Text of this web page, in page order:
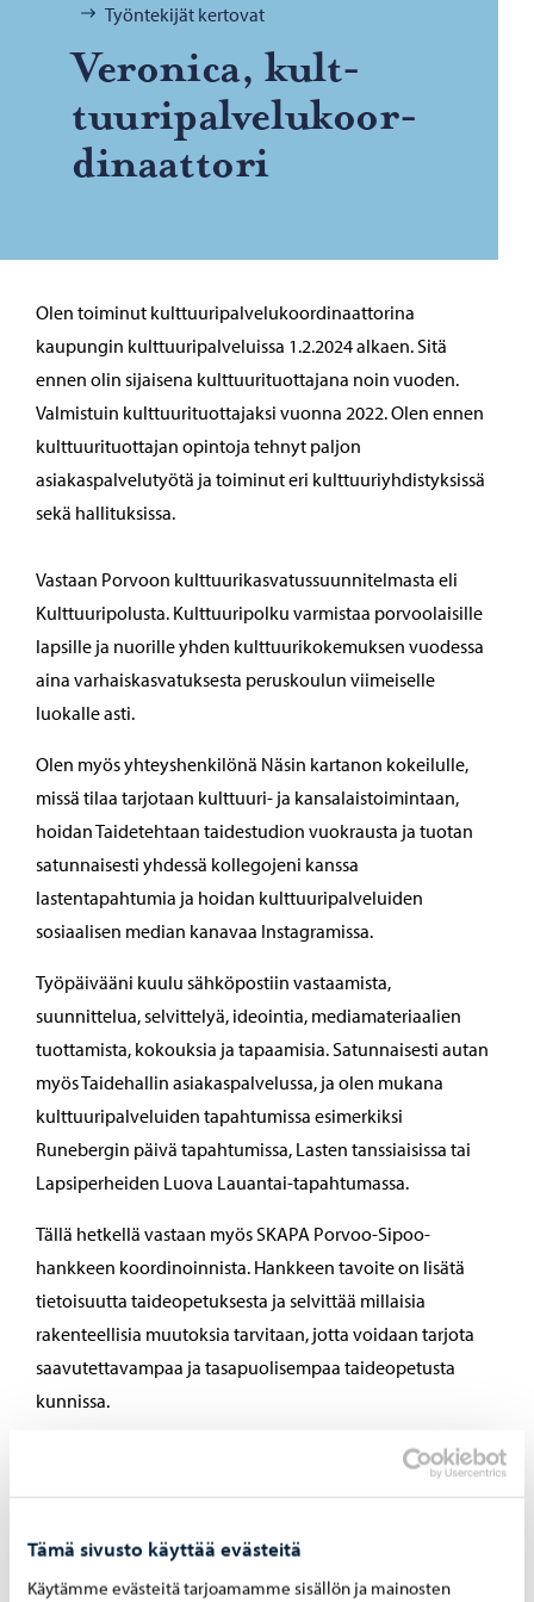
Tämä sivusto käyttää evästeitä
Käytämme evästeitä tarjoamamme sisällön ja mainosten
Työntekijät kertovat
Ve­ro­nica, kult­
tuu­ri­pal­ve­lu­koor­
di­naat­to­ri
Olen toiminut kulttuuripalvelukoordinaattorina
kaupungin kulttuuripalveluissa 1.2.2024 alkaen. Sitä
ennen olin sijaisena kulttuurituottajana noin vuoden.
Valmistuin kulttuurituottajaksi vuonna 2022. Olen ennen
kulttuurituottajan opintoja tehnyt paljon
asiakaspalvelutyötä ja toiminut eri kulttuuriyhdistyksissä
sekä hallituksissa.
Vastaan Porvoon kulttuurikasvatussuunnitelmasta eli
Kulttuuripolusta. Kulttuuripolku varmistaa porvoolaisille
lapsille ja nuorille yhden kulttuurikokemuksen vuodessa
aina varhaiskasvatuksesta peruskoulun viimeiselle
luokalle asti.
Olen myös yhteyshenkilönä Näsin kartanon kokeilulle,
missä tilaa tarjotaan kulttuuri- ja kansalaistoimintaan,
hoidan Taidetehtaan taidestudion vuokrausta ja tuotan
satunnaisesti yhdessä kollegojeni kanssa
lastentapahtumia ja hoidan kulttuuripalveluiden
sosiaalisen median kanavaa Instagramissa.
Työpäivääni kuulu sähköpostiin vastaamista,
suunnittelua, selvittelyä, ideointia, mediamateriaalien
tuottamista, kokouksia ja tapaamisia. Satunnaisesti autan
myös Taidehallin asiakaspalvelussa, ja olen mukana
kulttuuripalveluiden tapahtumissa esimerkiksi
Runebergin päivä tapahtumissa, Lasten tanssiaisissa tai
Lapsiperheiden Luova Lauantai-tapahtumassa.
Tällä hetkellä vastaan myös SKAPA Porvoo-Sipoo-
hankkeen koordinoinnista. Hankkeen tavoite on lisätä
tietoisuutta taideopetuksesta ja selvittää millaisia
rakenteellisia muutoksia tarvitaan, jotta voidaan tarjota
saavutettavampaa ja tasapuolisempaa taideopetusta
kunnissa.
Toivon, että voin toimia työni kautta mahdollistajana.
Taide ja kulttuuri eivät vaan ole arjelle kultareunus, vaan
julkisia taideteoksia työmatkalla, televisiosarja
kotisohvalta illalla. Työni kautta voin tarjota